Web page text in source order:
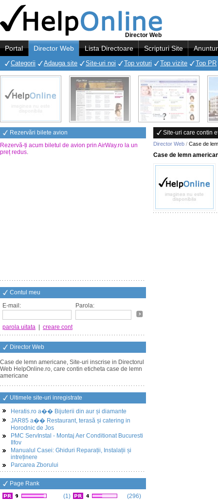
Director Web
Portal Director Web Lista Directoare Scripturi Site
Categorii Adauga site Site-uri noi Top voturi Top vizite Top PR
Rezervări bilete avion
Rezervă-ți acum biletul de avion prin AirWay.ro la un
preț redus.
Contul meu
E-mail:
Parola:
parola uitata creare cont
Director Web
Case de lemn americane, Site-uri inscrise in Directorul
Web HelpOnline.ro, care contin eticheta case de lemn
americane
Ultimele site-uri inregistrate
Heratis.ro a�� Bijuterii din aur și diamante
JAR85 a�� Restaurant, terasă și catering in
Horodnic de Jos
PMC ServInstal - Montaj Aer Conditionat Bucuresti
Ilfov
Manualul Casei: Ghiduri Reparații, Instalații și
intreținere
Parcarea Zborului
Page Rank
(1)
(296)
Site-uri care contin
Director Web / Case de
Case de lemn